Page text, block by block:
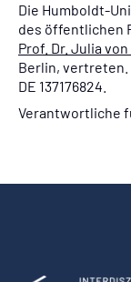
Die Humboldt-
des öffentlichen
Prof. Dr. Julia
Berlin,
DE
Verantwortliche